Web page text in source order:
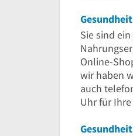
Sie sind
Online-
wir haben
auch
Uhr für